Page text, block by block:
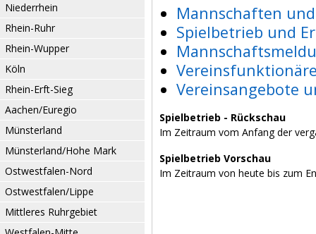
Niederrhein
Rhein-Ruhr
Rhein-Wupper
Köln
Rhein-Erft-Sieg
Aachen/Euregio
Münsterland
Münsterland/Hohe Mark
Ostwestfalen-Nord
Ostwestfalen/Lippe
Mittleres Ruhrgebiet
Mannschaften
Spielbetrieb und
Vereinsangebote
Spielbetrieb - Rückschau
Im Zeitraum vom Anfang der
Spielbetrieb Vorschau
Im Zeitraum von heute bis zum